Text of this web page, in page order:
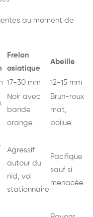
au moment de
Frelon
asiatique
Abeille
17-30 mm 12-15 mm
Noir avec
bande
orange
Brun-roux
mat,
poilue
Agressif
autour du
nid, vol
stationnaire
Pacifique
sauf si
menacée